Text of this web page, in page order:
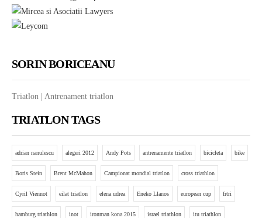
SORIN BORICEANU
Triatlon | Antrenament triatlon
TRIATLON TAGS
adrian nanulescu alegeri 2012 Andy Pots antrenamente triatlon bicicleta bike
Boris Stein Brent McMahon Campionat mondial triatlon cross triathlon
Cyril Viennot eilat triatlon elena udrea Eneko Llanos european cup frtri
hamburg triathlon inot ironman kona 2015 israel triathlon itu triathlon